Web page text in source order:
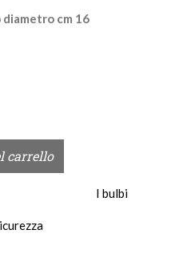
diametro cm 16
carrello
I bulbi